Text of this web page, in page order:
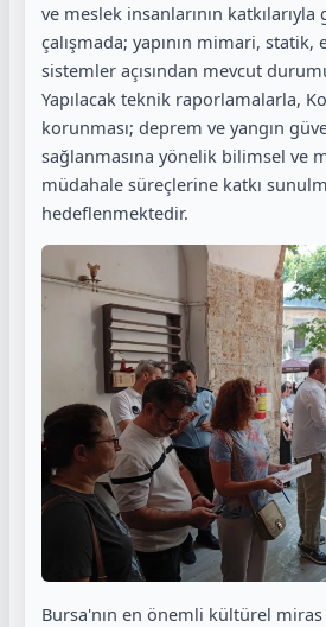
ve meslek insanlarının
çalışmada; yapının mimari,
sistemler açısından mevcut
Yapılacak teknik raporlamalarla,
korunması; deprem ve yangın
sağlanmasına yönelik bilimsel ve
müdahale süreçlerine katkı
hedeflenmektedir.
Bursa'nın en önemli kültürel